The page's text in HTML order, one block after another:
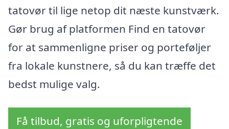
tatovør til lige netop dit næste kunstværk.
Gør brug af platformen Find en tatovør
for at sammenligne priser og porteføljer
fra lokale kunstnere, så du kan træffe det
bedst mulige valg.
Få tilbud, gratis og uforpligtende